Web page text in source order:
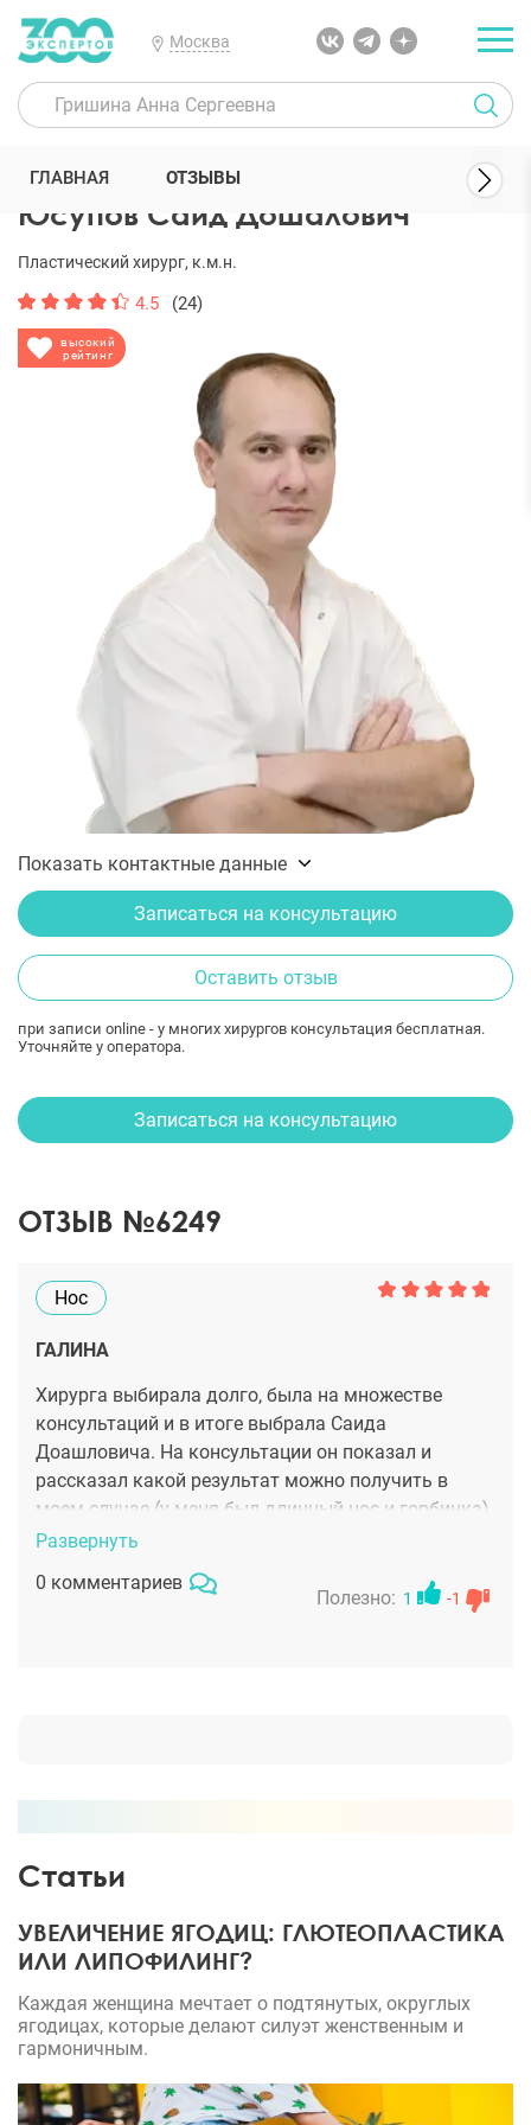
Москва
300 Экспертов Пластические хирурги Юсупов Саид Дошалович
Юсупов Саид Дошалович
высокий
рейтинг
Пластический хирург, к.м.н.
4.5 (24)
Показать контактные данные
Записаться на консультацию
Оставить отзыв
при записи online - у многих хирургов консультация бесплатная.
Уточняйте у оператора.
ГЛАВНАЯ ОТЗЫВЫ
Записаться на консультацию
ОТЗЫВ №6249
Нос
ГАЛИНА
Хирурга выбирала долго, была на множестве
консультаций и в итоге выбрала Саида
Доашловича. На консультации он показал и
рассказал какой результат можно получить в
моем случае (у меня был длинный нос и горбинка).
В марте у меня была операция, когда мне сняли
идеальным! Первые месяца еще держался отек, он
Развернуть
0 комментариев
Полезно: 1 -1
Статьи
УВЕЛИЧЕНИЕ ЯГОДИЦ: ГЛЮТЕОПЛАСТИКА
ИЛИ ЛИПОФИЛИНГ?
Каждая женщина мечтает о подтянутых, округлых
ягодицах, которые делают силуэт женственным и
гармоничным.